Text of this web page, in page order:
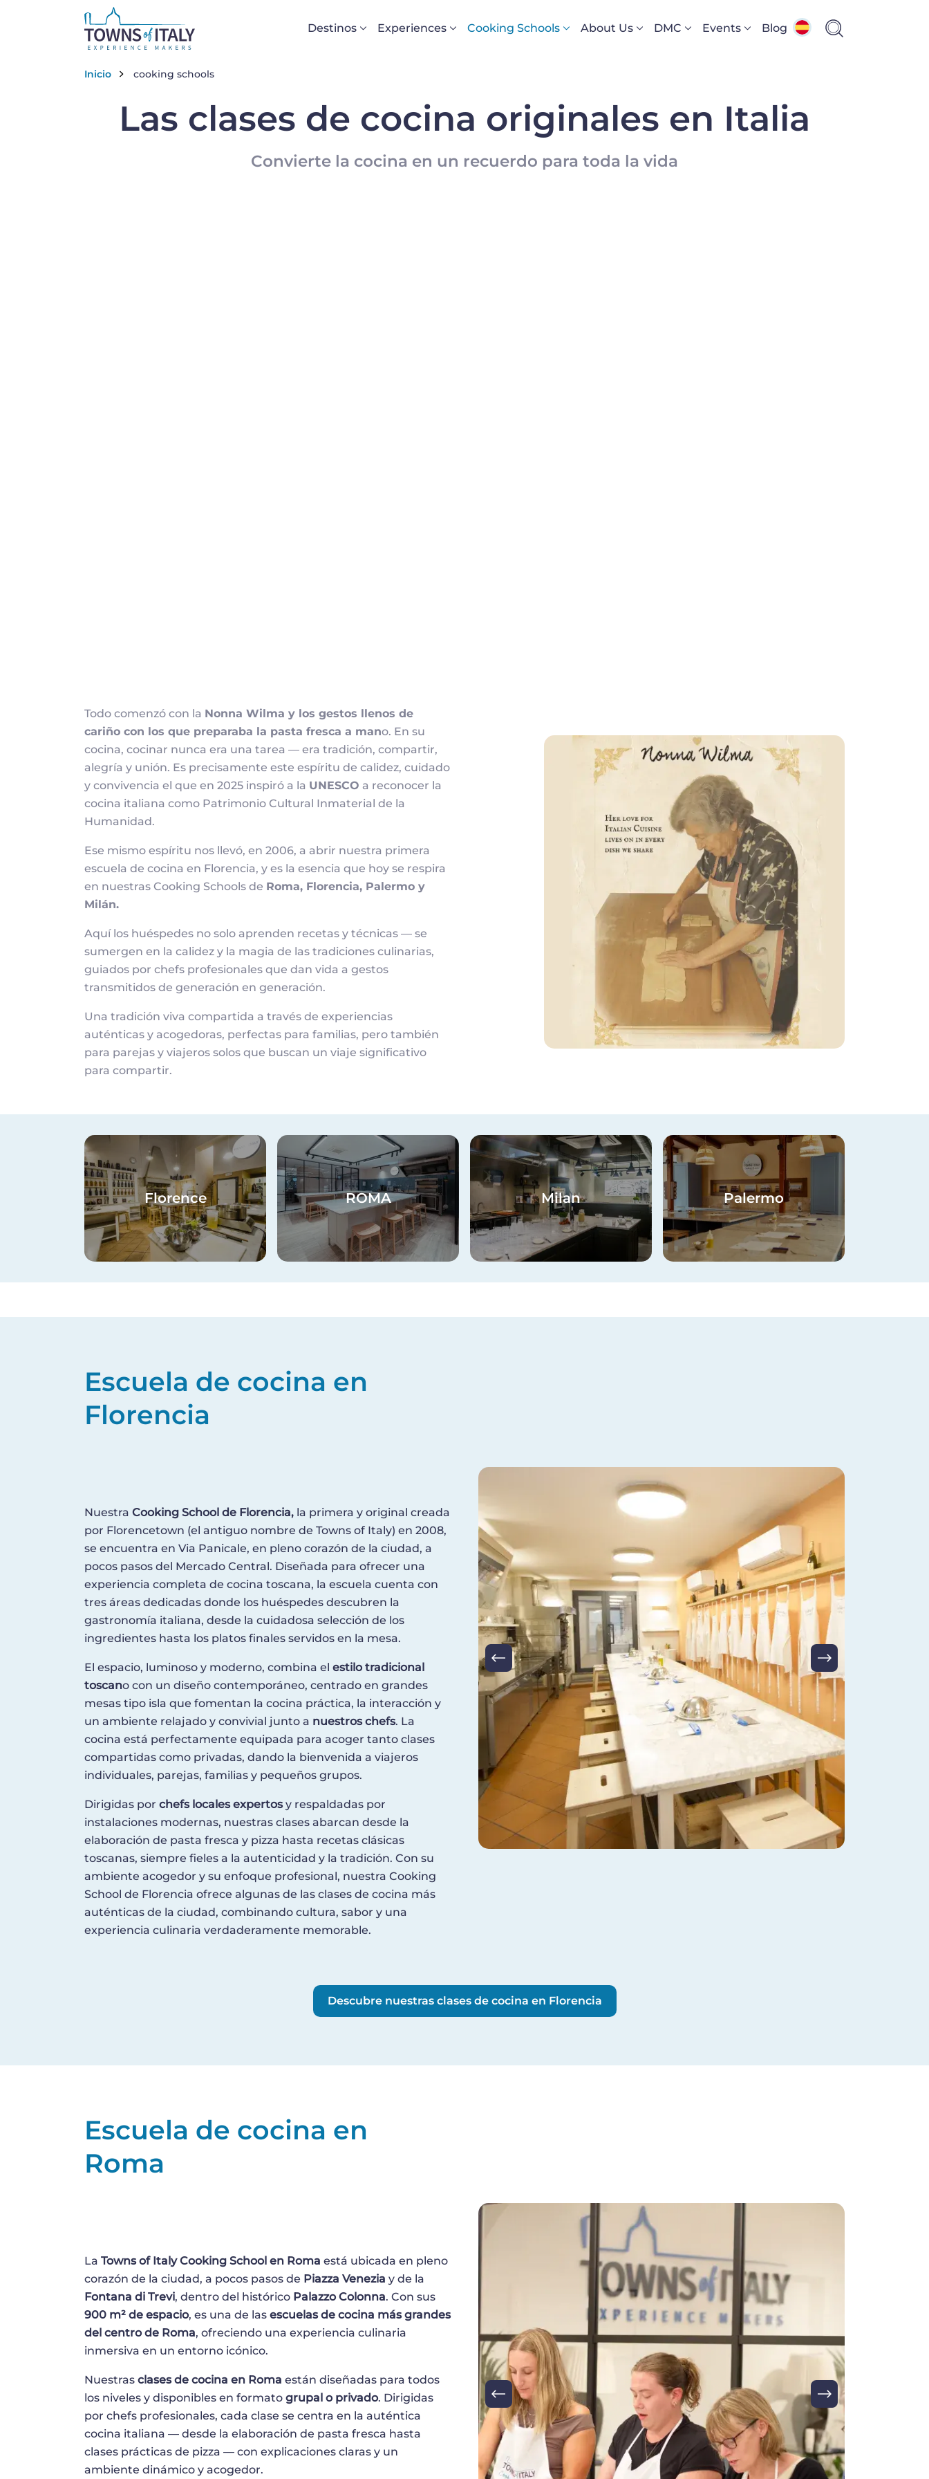
Navigazione principale
Destinos Experiences Cooking Schools About Us DMC Events Blog
Breadcrumb
Inicio cooking schools
Las clases de cocina originales en Italia
Convierte la cocina en un recuerdo para toda la vida
Todo comenzó con la Nonna Wilma y los gestos llenos de
cariño con los que preparaba la pasta fresca a mano. En su
cocina, cocinar nunca era una tarea — era tradición, compartir,
alegría y unión. Es precisamente este espíritu de calidez, cuidado
y convivencia el que en 2025 inspiró a la UNESCO a reconocer la
cocina italiana como Patrimonio Cultural Inmaterial de la
Humanidad.
Ese mismo espíritu nos llevó, en 2006, a abrir nuestra primera
escuela de cocina en Florencia, y es la esencia que hoy se respira
en nuestras Cooking Schools de Roma, Florencia, Palermo y
Milán.
Aquí los huéspedes no solo aprenden recetas y técnicas — se
sumergen en la calidez y la magia de las tradiciones culinarias,
guiados por chefs profesionales que dan vida a gestos
transmitidos de generación en generación.
Una tradición viva compartida a través de experiencias
auténticas y acogedoras, perfectas para familias, pero también
para parejas y viajeros solos que buscan un viaje significativo
para compartir.
Imagen
Imagen
Florence
Imagen
ROMA
Imagen
Milan
Imagen
Palermo
Escuela de cocina en
Florencia
Nuestra Cooking School de Florencia, la primera y original creada
por Florencetown (el antiguo nombre de Towns of Italy) en 2008,
se encuentra en Via Panicale, en pleno corazón de la ciudad, a
pocos pasos del Mercado Central. Diseñada para ofrecer una
experiencia completa de cocina toscana, la escuela cuenta con
tres áreas dedicadas donde los huéspedes descubren la
gastronomía italiana, desde la cuidadosa selección de los
ingredientes hasta los platos finales servidos en la mesa.
El espacio, luminoso y moderno, combina el estilo tradicional
toscano con un diseño contemporáneo, centrado en grandes
mesas tipo isla que fomentan la cocina práctica, la interacción y
un ambiente relajado y convivial junto a nuestros chefs. La
cocina está perfectamente equipada para acoger tanto clases
compartidas como privadas, dando la bienvenida a viajeros
individuales, parejas, familias y pequeños grupos.
Dirigidas por chefs locales expertosy respaldadas por
instalaciones modernas, nuestras clases abarcan desde la
elaboración de pasta fresca y pizza hasta recetas clásicas
toscanas, siempre fieles a la autenticidad y la tradición. Con su
ambiente acogedor y su enfoque profesional, nuestra Cooking
School de Florencia ofrece algunas de las clases de cocina más
auténticas de la ciudad, combinando cultura, sabor y una
experiencia culinaria verdaderamente memorable.
Imagen
Descubre nuestras clases de cocina en Florencia
Escuela de cocina en
Roma
La Towns of Italy Cooking School en Roma está ubicada en pleno
corazón de la ciudad, a pocos pasos de Piazza Venezia y de la
Fontana di Trevi, dentro del histórico Palazzo Colonna. Con sus
900 m² de espacio, es una de las escuelas de cocina más grandes
del centro de Roma, ofreciendo una experiencia culinaria
inmersiva en un entorno icónico.
Nuestras clases de cocina en Roma están diseñadas para todos
los niveles y disponibles en formato grupal o privado. Dirigidas
por chefs profesionales, cada clase se centra en la auténtica
cocina italiana — desde la elaboración de pasta fresca hasta
clases prácticas de pizza — con explicaciones claras y un
ambiente dinámico y acogedor.
Imagen